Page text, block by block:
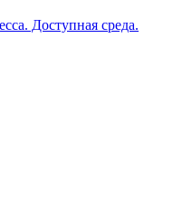
Доступная среда.